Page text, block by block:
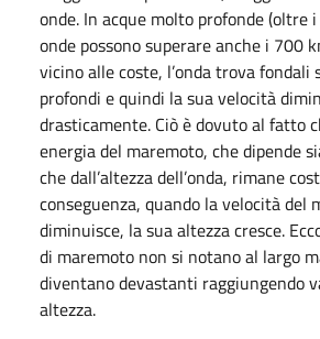
onde. In acque molto profonde (oltre
onde possono superare anche i 700
vicino alle coste, l’onda trova fondali
profondi e quindi la sua velocità
drasticamente. Ciò è dovuto al fatto
energia del maremoto, che dipende
che dall’altezza dell’onda, rimane
conseguenza, quando la velocità del
diminuisce, la sua altezza cresce.
di maremoto non si notano al largo
diventano devastanti raggiungendo
altezza.